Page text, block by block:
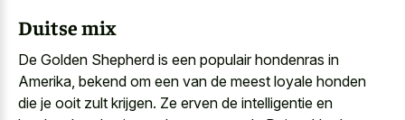
Duitse mix
De Golden Shepherd is een populair hondenras in
Amerika, bekend om een van de meest loyale honden
die je ooit zult krijgen. Ze erven de intelligentie en